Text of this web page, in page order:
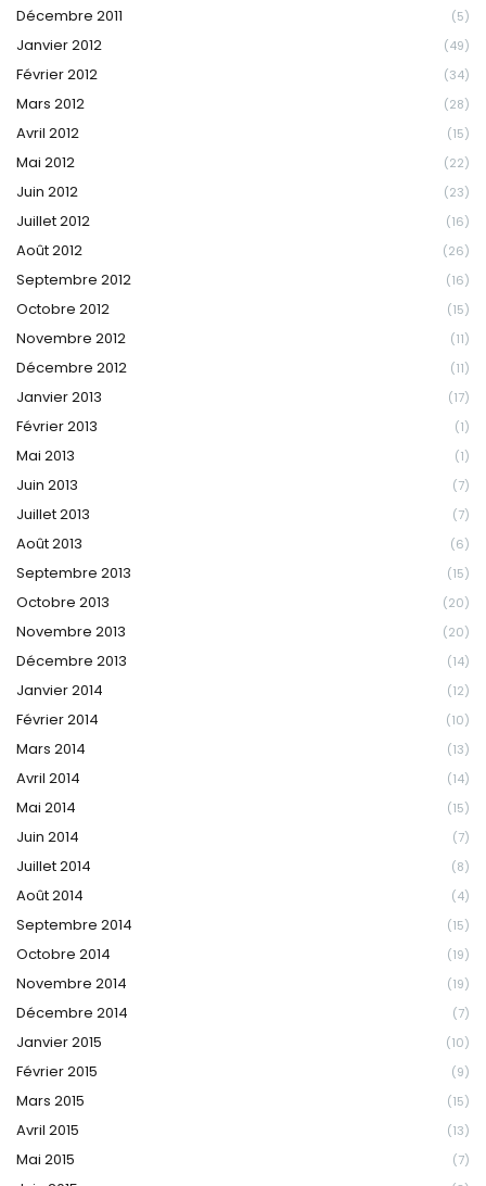
Décembre 2011 (5)
Janvier 2012 (49)
Février 2012 (34)
Mars 2012 (28)
Avril 2012 (15)
Mai 2012 (22)
Juin 2012 (23)
Juillet 2012 (16)
Août 2012 (26)
Septembre 2012 (16)
Octobre 2012 (15)
Novembre 2012 (11)
Décembre 2012 (11)
Janvier 2013 (17)
Février 2013 (1)
Mai 2013 (1)
Juin 2013 (7)
Juillet 2013 (7)
Août 2013 (6)
Septembre 2013 (15)
Octobre 2013 (20)
Novembre 2013 (20)
Décembre 2013 (14)
Janvier 2014 (12)
Février 2014 (10)
Mars 2014 (13)
Avril 2014 (14)
Mai 2014 (15)
Juin 2014 (7)
Juillet 2014 (8)
Août 2014 (4)
Septembre 2014 (15)
Octobre 2014 (19)
Novembre 2014 (19)
Décembre 2014 (7)
Janvier 2015 (10)
Février 2015 (9)
Mars 2015 (15)
Avril 2015 (13)
Mai 2015 (7)